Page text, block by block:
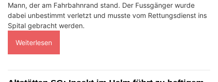
Mann, der am Fahrbahnrand stand. Der Fussgänger wurde
dabei unbestimmt verletzt und musste vom Rettungsdienst ins
Spital gebracht werden.
Weiterlesen